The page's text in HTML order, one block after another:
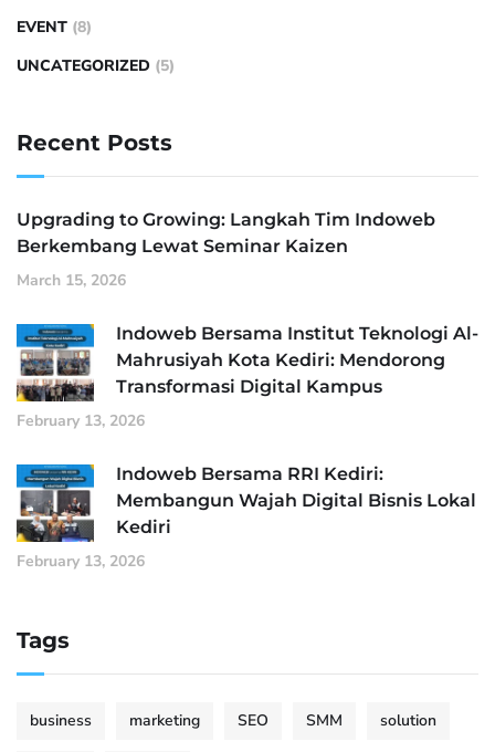
EVENT (8)
UNCATEGORIZED (5)
Recent Posts
Upgrading to Growing: Langkah Tim Indoweb
Berkembang Lewat Seminar Kaizen
March 15, 2026
Indoweb Bersama Institut Teknologi Al-
Mahrusiyah Kota Kediri: Mendorong
Transformasi Digital Kampus
February 13, 2026
Indoweb Bersama RRI Kediri:
Membangun Wajah Digital Bisnis Lokal
Kediri
February 13, 2026
Tags
business marketing SEO SMM solution